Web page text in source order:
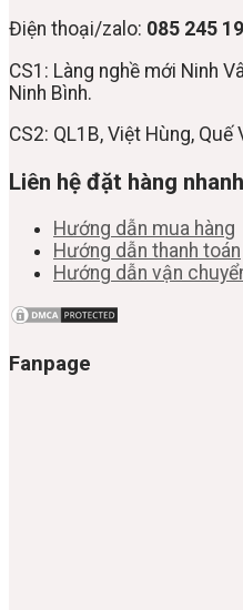
Điện thoại/zalo: 085 245
CS1: Làng nghề mới Ninh
Ninh Bình.
CS2: QL1B, Việt Hùng, Quế
Liên hệ đặt hàng nhanh
Hướng dẫn mua hàng
Hướng dẫn thanh toán
Hướng dẫn vận
Fanpage